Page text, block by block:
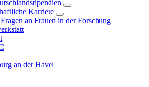
Karriere
an Frauen in der Forschung
an der Havel